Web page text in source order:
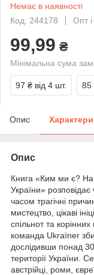
Немає в наявності
Код: 244178
Опт і
99,99 ₴
Мінімальна сума
97 ₴ від 4 шт. 85
Опис
Опис
Книга «Ким ми є?
України» розповідає
часом трагічні
мистецтво, цікаві
спільнот та
команда Ukraїner
дослідивши понад
території України.
австрійці, роми,